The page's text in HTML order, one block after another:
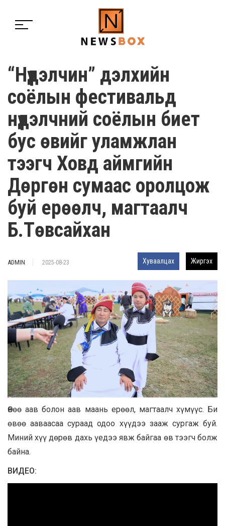
“Нүүдэлчин” дэлхийн
соёлын фестивальд
нүүдэлчний соёлын биет
бус өвийг уламжлан
тээгч Ховд аймгийн
Дөргөн сумаас оролцож
буй eрөөлч, магтаалч
Б.Төвсайхан
ADMIN 2025-08-23 Хуваалцах Жиргэх
Өвөө аав болон аав маань eрөөл, магтаалч хүмүүс. Би
өвөө ааваасаа сураад одоо хүүдээ зааж сургаж буй.
Миний хүү дөрөв дахь үeдээ явж байгаа өв тээгч болж
байна.
ВИДЕО: